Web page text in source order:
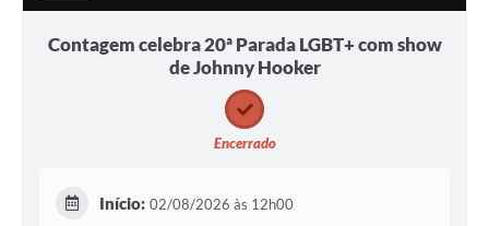
Contagem celebra 20ª Parada LGBT+ com show
de Johnny Hooker
Encerrado
Início: 02/08/2026 às 12h00